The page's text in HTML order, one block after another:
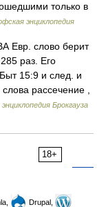
только в
энциклопедия
слово берит
раз. Его
15:9 и след. и
рассечение ,
Брокгауза
18+
Drupal,